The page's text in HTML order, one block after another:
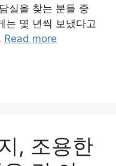
실을 찾는 분들 중
는 몇 년씩 보냈다고
Read more
, 조용한